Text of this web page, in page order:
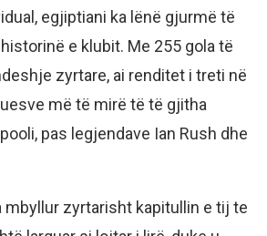
egjiptiani ka lënë gjurmë të
e klubit. Me 255 gola të
zyrtare, ai renditet i treti në
më të mirë të të gjitha
pas legjendave Ian Rush dhe
mbyllur zyrtarisht kapitullin e tij te